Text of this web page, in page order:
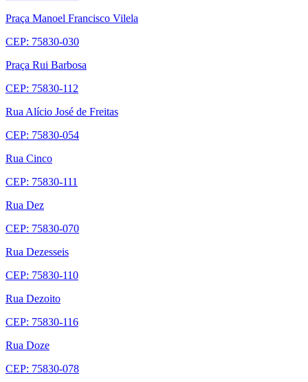
Praça Manoel Francisco Vilela
CEP: 75830-030
Praça Rui Barbosa
CEP: 75830-112
Rua Alício José de Freitas
CEP: 75830-054
Rua Cinco
CEP: 75830-111
Rua Dez
CEP: 75830-070
Rua Dezesseis
CEP: 75830-110
Rua Dezoito
CEP: 75830-116
Rua Doze
CEP: 75830-078